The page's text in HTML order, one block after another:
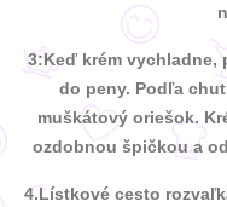
3:Keď krém vychladne,
do peny. Podľa
muškátový oriešok.
ozdobnou špičkou a
4.Lístkové cesto